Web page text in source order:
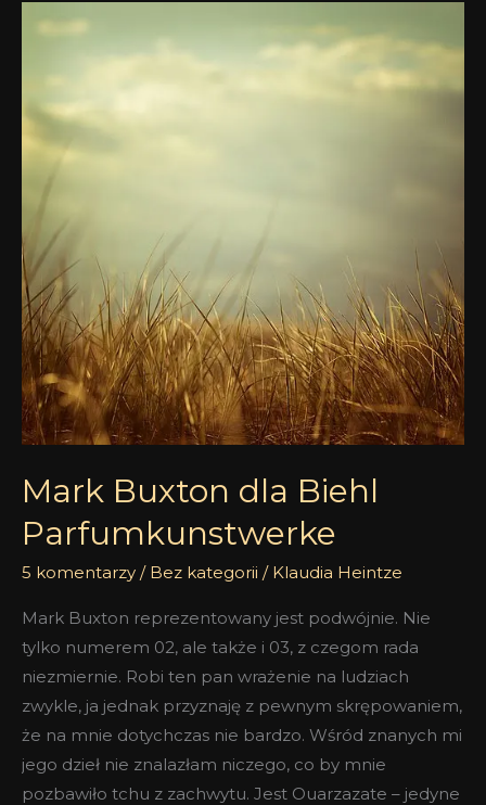
Mark Buxton dla Biehl
Parfumkunstwerke
5 komentarzy / Bez kategorii / Klaudia Heintze
Mark Buxton reprezentowany jest podwójnie. Nie
tylko numerem 02, ale także i 03, z czegom rada
niezmiernie. Robi ten pan wrażenie na ludziach
zwykle, ja jednak przyznaję z pewnym skrępowaniem,
że na mnie dotychczas nie bardzo. Wśród znanych mi
jego dzieł nie znalazłam niczego, co by mnie
pozbawiło tchu z zachwytu. Jest Ouarzazate – jedyne
Biehl
Parfumkunstwerke